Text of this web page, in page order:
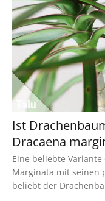
Ist
Dracaena
Eine beliebte
Marginata mit seinen
beliebt der